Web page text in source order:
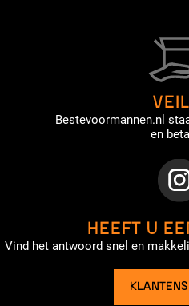
Bestevoormannen.nl
en
HEEFT U
Vind het antwoord snel en